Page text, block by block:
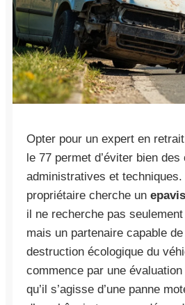
Opter pour un expert en
le 77 permet d’éviter bien
administratives et techniques.
propriétaire cherche un
il ne recherche pas
mais un partenaire capable
destruction écologique du
commence par une évaluation
qu’il s’agisse d’une panne